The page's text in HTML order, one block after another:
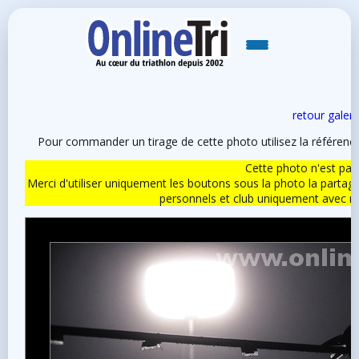
retour
Pour commander un tirage de cette photo utilisez la
Cette photo n'est
Merci d'utiliser uniquement les boutons sous la photo la
personnels et club uniquement avec